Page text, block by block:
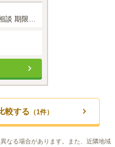
談 期限な
較する （1件）
なる場合があります。また、近隣地域